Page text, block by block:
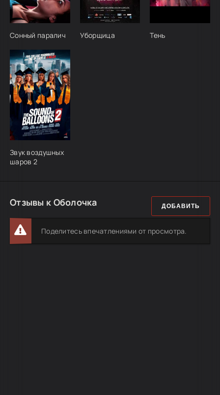
Сонный паралич Уборщица Тень
Звук воздушных
шаров 2
Отзывы к Оболочка ДОБАВИТЬ
Поделитесь впечатлениями от просмотра.